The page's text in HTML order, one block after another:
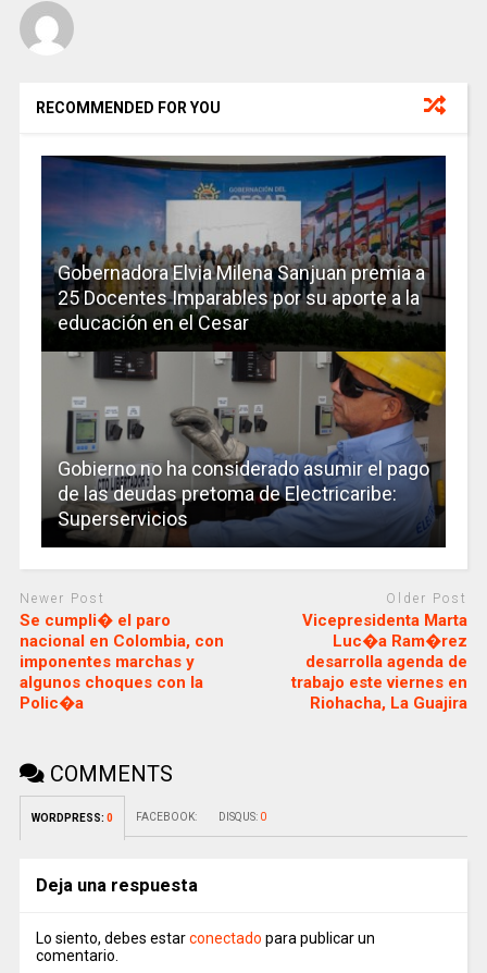
RECOMMENDED FOR YOU
Gobernadora Elvia Milena Sanjuan premia a
25 Docentes Imparables por su aporte a la
educación en el Cesar
Gobierno no ha considerado asumir el pago
de las deudas pretoma de Electricaribe:
Superservicios
Newer Post
Se cumpli� el paro
nacional en Colombia, con
imponentes marchas y
algunos choques con la
Polic�a
Older Post
Vicepresidenta Marta
Luc�a Ram�rez
desarrolla agenda de
trabajo este viernes en
Riohacha, La Guajira
COMMENTS
WORDPRESS: 0 FACEBOOK: DISQUS: 0
Deja una respuesta
Lo siento, debes estarconectado para publicar un
comentario.